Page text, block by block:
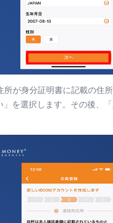
所が身分証明書に記載の住
」を選択します。その後、